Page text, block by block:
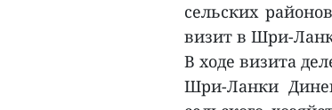
сельских
визит в Шри-
В ходе визита
Шри-Ланки